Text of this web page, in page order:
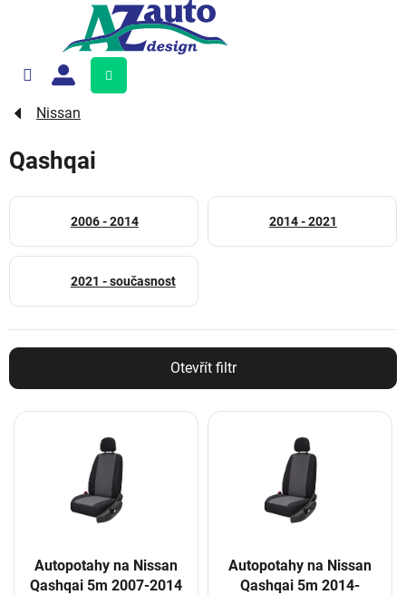
Nákupní
košík
Nissan
Qashqai
2006 - 2014 2014 - 2021
2021 - současnost
Otevřít filtr
V
Autopotahy na Nissan
Qashqai 5m 2007-2014
Autopotahy na Nissan
Qashqai 5m 2014-